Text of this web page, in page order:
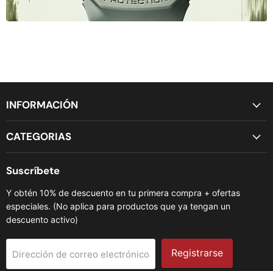
INFORMACIÓN
CATEGORIAS
Suscríbete
Y obtén 10% de descuento en tu primera compra + ofertas
especiales. (No aplica para productos que ya tengan un
descuento activo)
Dirección de correo electrónico Registrarse